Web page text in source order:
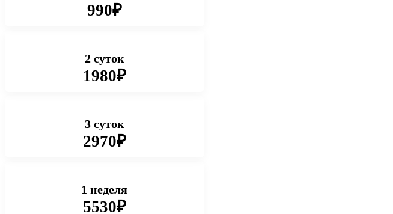
990₽
2 суток
1980₽
3 суток
2970₽
1 неделя
5530₽